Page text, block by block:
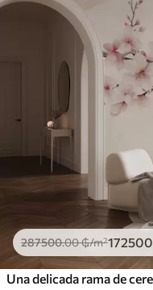
287500.00₲/m²172500